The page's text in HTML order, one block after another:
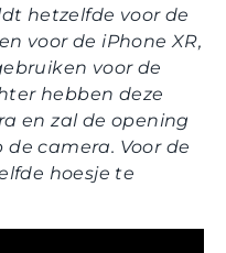
hetzelfde voor de
voor de iPhone XR,
voor de
hebben deze
en zal de opening
camera. Voor de
hoesje te